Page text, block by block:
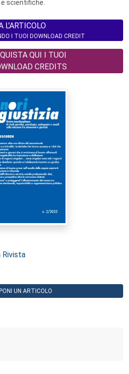
scientifiche.
L'ARTICOLO
I TUOI DOWNLOAD CREDIT
QUI I TUOI
CREDITS
UN ARTICOLO